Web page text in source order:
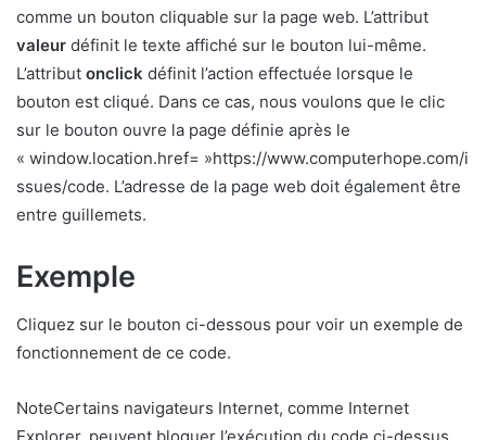
comme un bouton cliquable sur la page web. L’attribut
valeur définit le texte affiché sur le bouton lui-même.
L’attribut onclick définit l’action effectuée lorsque le
bouton est cliqué. Dans ce cas, nous voulons que le clic
sur le bouton ouvre la page définie après le
« window.location.href= »https://www.computerhope.com/i
ssues/code. L’adresse de la page web doit également être
entre guillemets.
Exemple
Cliquez sur le bouton ci-dessous pour voir un exemple de
fonctionnement de ce code.
NoteCertains navigateurs Internet, comme Internet